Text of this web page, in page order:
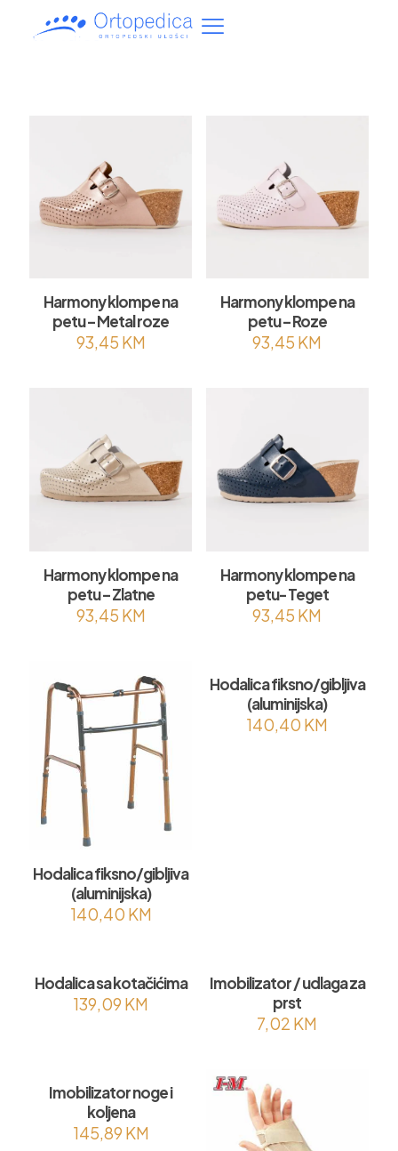
Harmony klompe na
petu – Metal roze
93,45 KM
Harmony klompe na
petu – Roze
93,45 KM
Harmony klompe na
petu – Zlatne
93,45 KM
Harmony klompe na
petu- Teget
93,45 KM
Hodalica fiksno/gibljiva
(aluminijska)
140,40 KM
Hodalica fiksno/gibljiva
(aluminijska)
140,40 KM
Hodalica sa kotačićima
139,09 KM
Imobilizator / udlaga za
prst
7,02 KM
Imobilizator noge i
koljena
145,89 KM